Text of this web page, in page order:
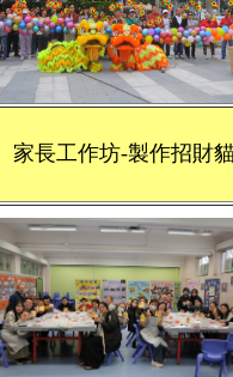
家長工作坊-製作招財